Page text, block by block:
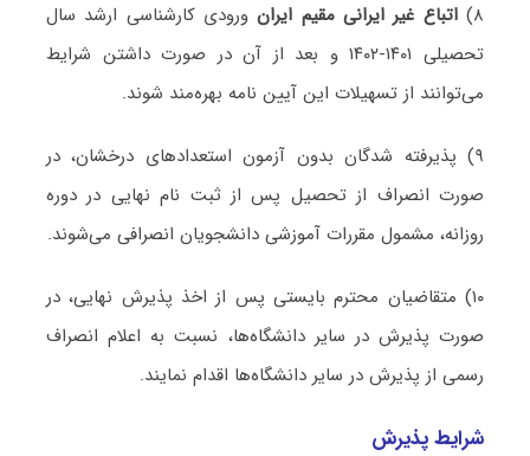
۸) اتباع غیر ایرانی مقیم ایرانورودی کارشناسی ارشد سال
تحصیلی ۱۴۰۱-۱۴۰۲ و بعد از آن در صورت داشتن شرایط
می‌توانند از تسهیلات این آیین نامه بهره‌مند شوند.
۹) پذیرفته شدگان بدون آزمون استعدادهای درخشان، در
صورت انصراف از تحصیل پس از ثبت نام نهایی در دوره
روزانه، مشمول مقررات آموزشی دانشجویان انصرافی می‌شوند.
۱۰) متقاضیان محترم بایستی پس از اخذ پذیرش نهایی، در
صورت پذیرش در سایر دانشگاه‌ها، نسبت به اعلام انصراف
رسمی از پذیرش در سایر دانشگاه‌ها اقدام نمایند.
شرایط پذیرش